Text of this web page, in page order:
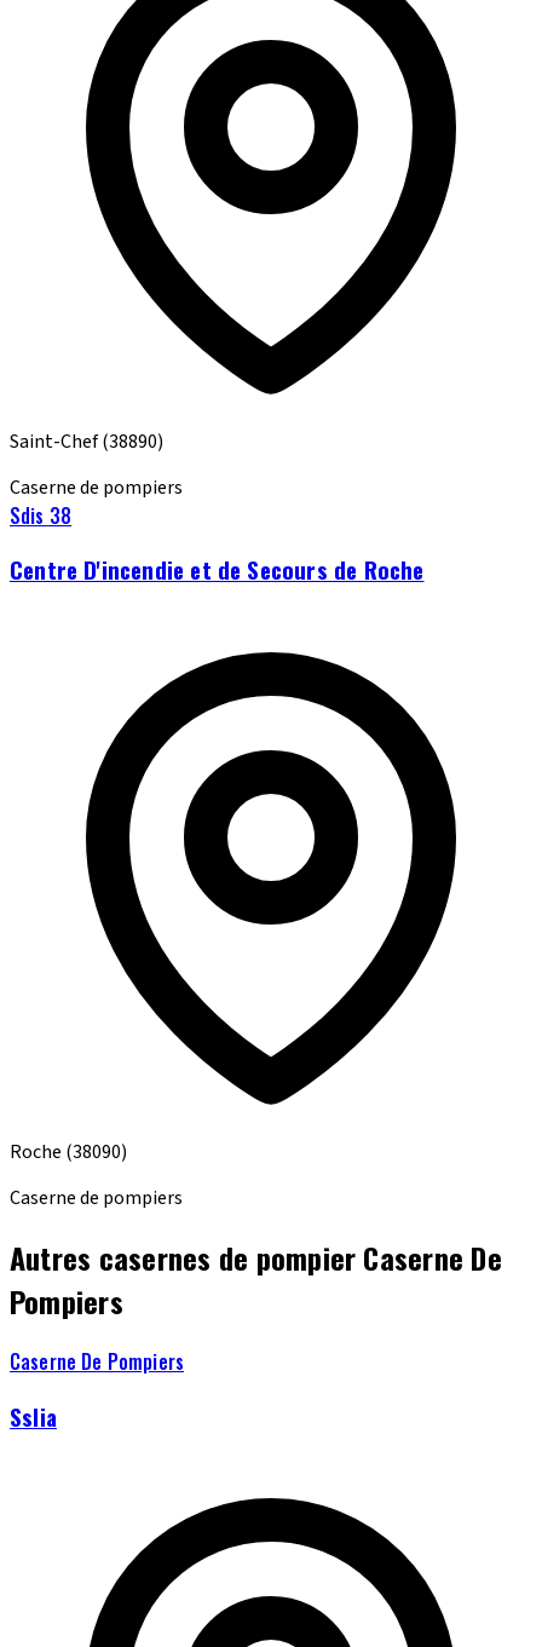
Saint-Chef(38890)
Caserne de pompiers
Sdis 38
Centre D'incendie et de Secours de Roche
Roche (38090)
Caserne de pompiers
Autres casernes de pompier Caserne De
Pompiers
Caserne De Pompiers
Sslia